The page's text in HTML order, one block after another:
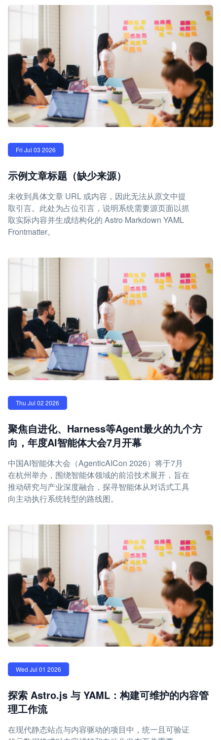
Fri Jul 03 2026
示例文章标题（缺少来源）
未收到具体文章 URL 或内容，因此无法从原文中提
取引言。此处为占位引言，说明系统需要源页面以抓
取实际内容并生成结构化的 Astro Markdown YAML
Frontmatter。
Thu Jul 02 2026
聚焦自进化、Harness等Agent最火的九个方
向，年度AI智能体大会7月开幕
中国AI智能体大会（AgenticAICon 2026）将于7月
在杭州举办，围绕智能体领域的前沿技术展开，旨在
推动研究与产业深度融合，探寻智能体从对话式工具
向主动执行系统转型的路线图。
Wed Jul 01 2026
探索 Astro.js 与 YAML：构建可维护的内容管
理工作流
在现代静态站点与内容驱动的项目中，统一且可验证